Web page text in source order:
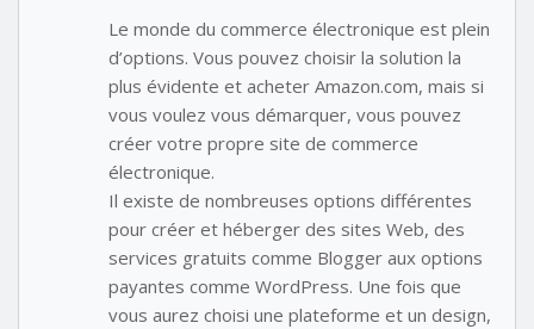
Le monde du commerce électronique est plein
d’options. Vous pouvez choisir la solution la
plus évidente et acheter Amazon.com, mais si
vous voulez vous démarquer, vous pouvez
créer votre propre site de commerce
électronique.
Il existe de nombreuses options différentes
pour créer et héberger des sites Web, des
services gratuits comme Blogger aux options
payantes comme WordPress. Une fois que
vous aurez choisi une plateforme et un design,